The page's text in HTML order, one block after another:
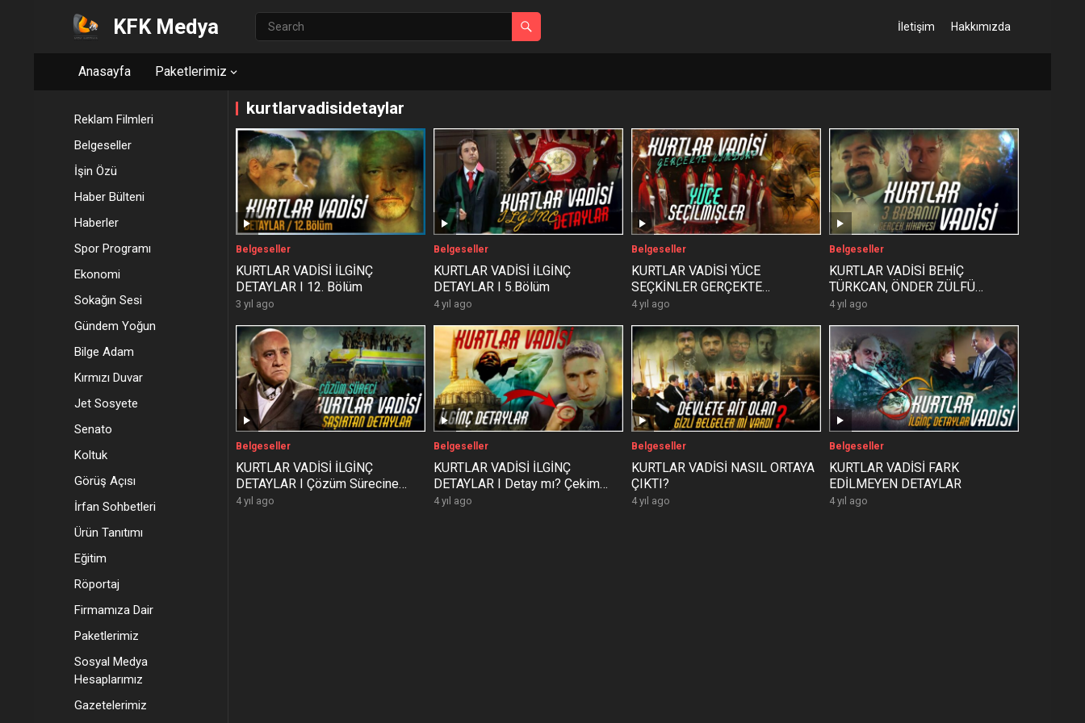
KFK Medya İletişim Hakkımızda
Anasayfa Paketlerimiz
Reklam Filmleri
Belgeseller
İşin Özü
Haber Bülteni
Haberler
Spor Programı
Ekonomi
Sokağın Sesi
Gündem Yoğun
Bilge Adam
Kırmızı Duvar
Jet Sosyete
Senato
Koltuk
Görüş Açısı
İrfan Sohbetleri
Ürün Tanıtımı
Eğitim
Röportaj
Firmamıza Dair
Paketlerimiz
Sosyal Medya
Hesaplarımız
Gazetelerimiz
kurtlarvadisidetaylar
Belgeseller
KURTLAR VADİSİ İLGİNÇ
DETAYLAR I 12. Bölüm
3 yıl ago
Belgeseller
KURTLAR VADİSİ İLGİNÇ
DETAYLAR I 5.Bölüm
4 yıl ago
Belgeseller
KURTLAR VADİSİ YÜCE
SEÇKİNLER GERÇEKTE
KİMLERDİR ?
4 yıl ago
Belgeseller
KURTLAR VADİSİ BEHİÇ
TÜRKCAN, ÖNDER ZÜLFÜ
KOŞAR ve BARIŞ BULMAZ’IN
4 yıl ago
Belgeseller
KURTLAR VADİSİ İLGİNÇ
DETAYLAR I Çözüm Sürecine
Yıllar Önce Yapılan Gönderme
4 yıl ago
Belgeseller
KURTLAR VADİSİ İLGİNÇ
DETAYLAR I Detay mı? Çekim
hatası mı?
4 yıl ago
Belgeseller
KURTLAR VADİSİ NASIL ORTAYA
ÇIKTI?
4 yıl ago
Belgeseller
KURTLAR VADİSİ FARK
EDİLMEYEN DETAYLAR
4 yıl ago